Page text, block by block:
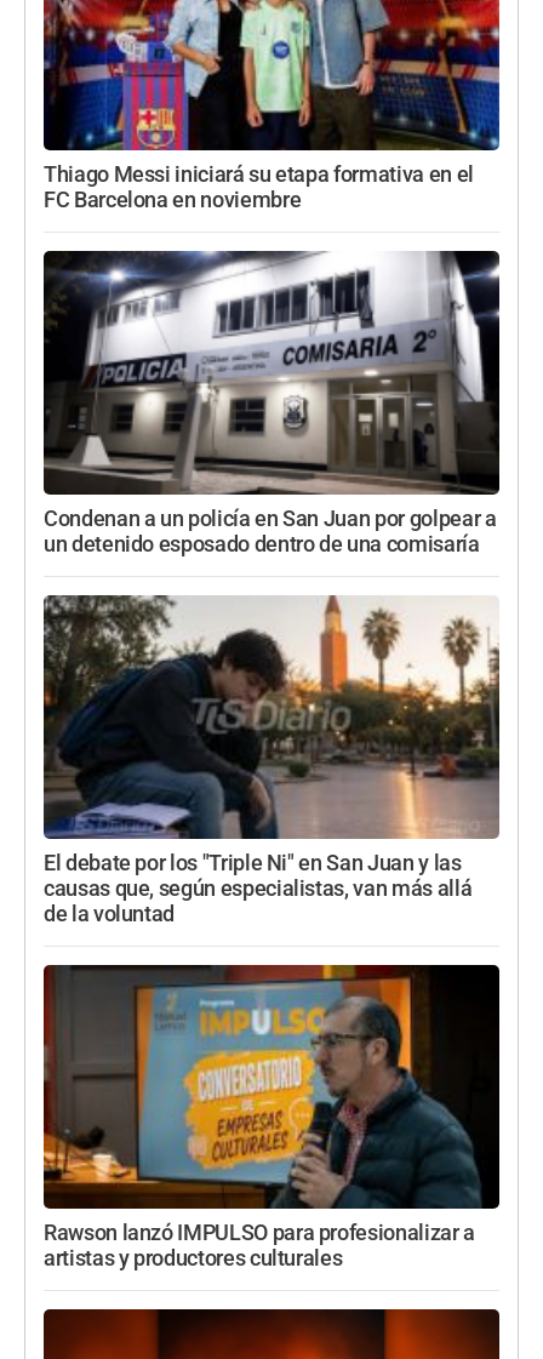
Thiago Messi iniciará su etapa formativa en el
FC Barcelona en noviembre
Condenan a un policía en San Juan por golpear a
un detenido esposado dentro de una comisaría
El debate por los "Triple Ni" en San Juan y las
causas que, según especialistas, van más allá
de la voluntad
Rawson lanzó IMPULSO para profesionalizar a
artistas y productores culturales